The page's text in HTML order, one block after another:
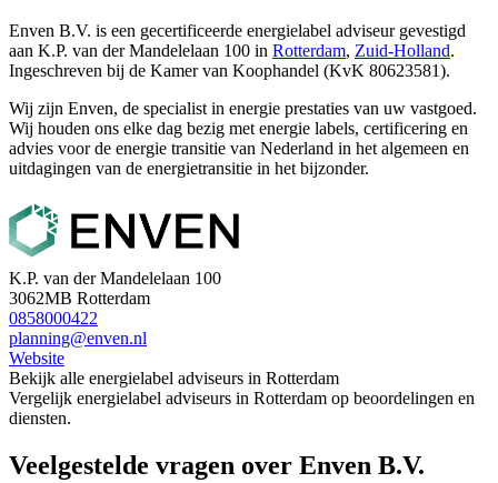
Enven B.V. is een gecertificeerde energielabel adviseur gevestigd
aan K.P. van der Mandelelaan 100 in Rotterdam, Zuid-Holland.
Ingeschreven bij de Kamer van Koophandel (KvK 80623581).
Wij zijn Enven, de specialist in energie prestaties van uw vastgoed.
Wij houden ons elke dag bezig met energie labels, certificering en
advies voor de energie transitie van Nederland in het algemeen en
uitdagingen van de energietransitie in het bijzonder.
K.P. van der Mandelelaan 100
3062MB Rotterdam
0858000422
planning@enven.nl
Website
Bekijk alle energielabel adviseurs in Rotterdam
Vergelijk energielabel adviseurs in Rotterdam op beoordelingen en
diensten.
Veelgestelde vragen over Enven B.V.